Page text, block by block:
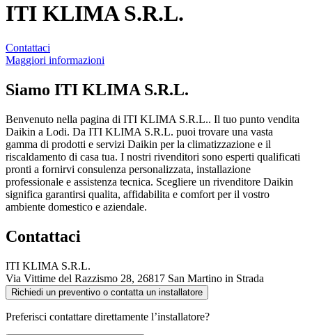
ITI KLIMA S.R.L.
Contattaci
Maggiori informazioni
Siamo ITI KLIMA S.R.L.
Benvenuto nella pagina di ITI KLIMA S.R.L.. Il tuo punto vendita
Daikin a Lodi. Da ITI KLIMA S.R.L. puoi trovare una vasta
gamma di prodotti e servizi Daikin per la climatizzazione e il
riscaldamento di casa tua. I nostri rivenditori sono esperti qualificati
pronti a fornirvi consulenza personalizzata, installazione
professionale e assistenza tecnica. Scegliere un rivenditore Daikin
significa garantirsi qualita, affidabilita e comfort per il vostro
ambiente domestico e aziendale.
Contattaci
ITI KLIMA S.R.L.
Via Vittime del Razzismo 28, 26817 San Martino in Strada
Richiedi un preventivo o contatta un installatore
Preferisci contattare direttamente l’installatore?